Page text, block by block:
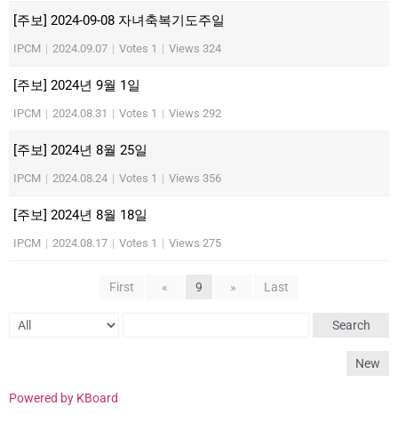
[주보] 2024-09-08 자녀축복기도주일
IPCM | 2024.09.07 | Votes 1 | Views 324
[주보] 2024년 9월 1일
IPCM | 2024.08.31 | Votes 1 | Views 292
[주보] 2024년 8월 25일
IPCM | 2024.08.24 | Votes 1 | Views 356
[주보] 2024년 8월 18일
IPCM | 2024.08.17 | Votes 1 | Views 275
First « 9 » Last
Search
New
Powered by KBoard